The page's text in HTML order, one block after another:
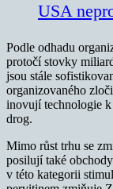
USA
Podle odhadu
protočí stovky
jsou stále
organizovaného
inovují technologie
drog.
Mimo růst trhu se
posilují také
v této kategorii